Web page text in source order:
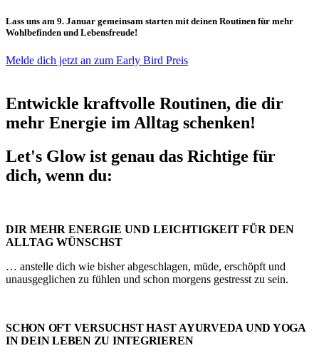
Lass uns am 9. Januar gemeinsam starten mit deinen Routinen für mehr
Wohlbefinden und Lebensfreude!
Melde dich jetzt an zum Early Bird Preis
Entwickle kraftvolle Routinen, die dir
mehr Energie im Alltag schenken!
Let's Glow ist genau das Richtige für
dich, wenn du:
DIR MEHR ENERGIE UND LEICHTIGKEIT FÜR DEN
ALLTAG WÜNSCHST
… anstelle dich wie bisher abgeschlagen, müde, erschöpft und
unausgeglichen zu fühlen und schon morgens gestresst zu sein.
SCHON OFT VERSUCHST HAST AYURVEDA UND YOGA
IN DEIN LEBEN ZU INTEGRIEREN